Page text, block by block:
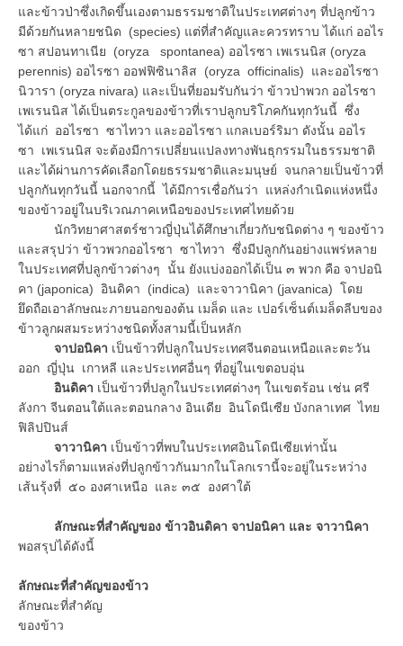
และข้าวป่าซึ่งเกิดขึ้นเองตามธรรมชาติในประเทศต่างๆ ที่ปลูกข้าว
มีด้วยกันหลายชนิด (species) แต่ที่สำคัญและควรทราบ ได้แก่ ออไร
ซา สปอนทาเนีย (oryza spontanea) ออไรซา เพเรนนิส (oryza
perennis) ออไรซา ออฟฟิซินาลิส (oryza officinalis) และออไรซา
นิวารา (oryza nivara) และเป็นที่ยอมรับกันว่า ข้าวป่าพวก ออไรซา
เพเรนนิส ได้เป็นตระกูลของข้าวที่เราปลูกบริโภคกันทุกวันนี้ ซึ่ง
ได้แก่ ออไรซา ซาไทวา และออไรซา แกลเบอร์ริมา ดังนั้น ออไร
ซา เพเรนนิส จะต้องมีการเปลี่ยนแปลงทางพันธุกรรมในธรรมชาติ
และได้ผ่านการคัดเลือกโดยธรรมชาติและมนุษย์ จนกลายเป็นข้าวที่
ปลูกกันทุกวันนี้ นอกจากนี้ ได้มีการเชื่อกันว่า แหล่งกำเนิดแห่งหนึ่ง
ของข้าวอยู่ในบริเวณภาคเหนือของประเทศไทยด้วย
นักวิทยาศาสตร์ชาวญี่ปุ่นได้ศึกษาเกี่ยวกับชนิดต่าง ๆ ของข้าว
และสรุปว่า ข้าวพวกออไรซา ซาไทวา ซึ่งมีปลูกกันอย่างแพร่หลาย
ในประเทศที่ปลูกข้าวต่างๆ นั้น ยังแบ่งออกได้เป็น ๓ พวก คือ จาปอนิ
คา (japonica) อินดิคา (indica) และจาวานิคา (javanica) โดย
ยึดถือเอาลักษณะภายนอกของต้น เมล็ด และ เปอร์เซ็นต์เมล็ดลีบของ
ข้าวลูกผสมระหว่างชนิดทั้งสามนี้เป็นหลัก
จาปอนิคา เป็นข้าวที่ปลูกในประเทศจีนตอนเหนือและตะวัน
ออก ญี่ปุ่น เกาหลี และประเทศอื่นๆ ที่อยู่ในเขตอบอุ่น
อินดิคา เป็นข้าวที่ปลูกในประเทศต่างๆ ในเขตร้อน เช่น ศรี
ลังกา จีนตอนใต้และตอนกลาง อินเดีย อินโดนีเซีย บังกลาเทศ ไทย
ฟิลิปปินส์
จาวานิคา เป็นข้าวที่พบในประเทศอินโดนีเซียเท่านั้น
อย่างไรก็ตามแหล่งที่ปลูกข้าวกันมากในโลกเรานี้จะอยู่ในระหว่าง
เส้นรุ้งที่ ๕๐ องศาเหนือ และ ๓๕ องศาใต้
ลักษณะที่สำคัญของ ข้าวอินดิคา จาปอนิคา และ จาวานิคา
พอสรุปได้ดังนี้
ลักษณะที่สำคัญของข้าว
ลักษณะที่สำคัญ
ของข้าว